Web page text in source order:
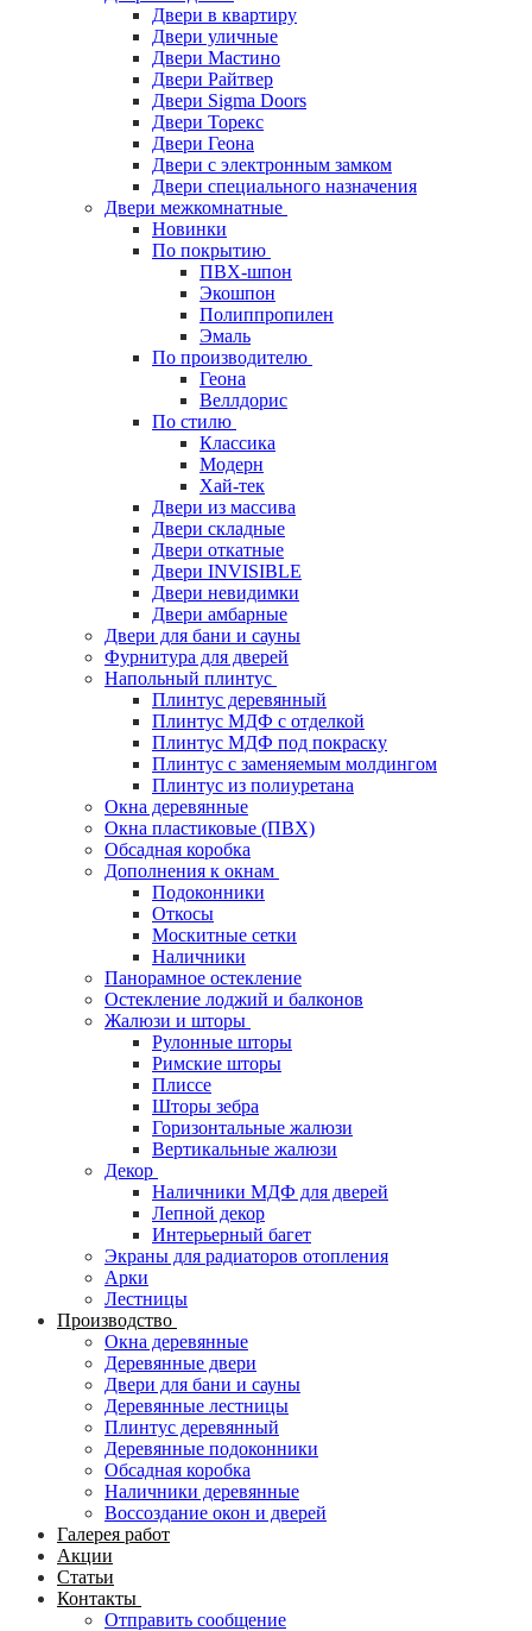
Двери в квартиру
Двери уличные
Двери Мастино
Двери Райтвер
Двери Sigma Doors
Двери Торекс
Двери Геона
Двери с электронным замком
Двери специального назначения
Двери межкомнатные
Новинки
По покрытию
ПВХ-шпон
Экошпон
Полиппропилен
Эмаль
По производителю
Геона
Веллдорис
По стилю
Классика
Модерн
Хай-тек
Двери из массива
Двери складные
Двери откатные
Двери INVISIBLE
Двери невидимки
Двери амбарные
Двери для бани и сауны
Фурнитура для дверей
Напольный плинтус
Плинтус деревянный
Плинтус МДФ с отделкой
Плинтус МДФ под покраску
Плинтус с заменяемым молдингом
Плинтус из полиуретана
Окна деревянные
Окна пластиковые (ПВХ)
Обсадная коробка
Дополнения к окнам
Подоконники
Откосы
Москитные сетки
Наличники
Панорамное остекление
Остекление лоджий и балконов
Жалюзи и шторы
Рулонные шторы
Римские шторы
Плиссе
Шторы зебра
Горизонтальные жалюзи
Вертикальные жалюзи
Декор
Наличники МДФ для дверей
Лепной декор
Интерьерный багет
Экраны для радиаторов отопления
Арки
Лестницы
Производство
Окна деревянные
Деревянные двери
Двери для бани и сауны
Деревянные лестницы
Плинтус деревянный
Деревянные подоконники
Обсадная коробка
Наличники деревянные
Воссоздание окон и дверей
Галерея работ
Акции
Статьи
Контакты
Отправить сообщение